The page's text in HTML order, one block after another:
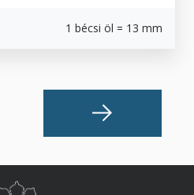
1 bécsi öl = 13 mm